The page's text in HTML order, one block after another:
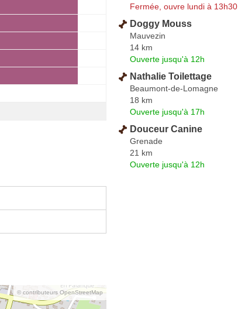
© contributeurs OpenStreetMap
Fermée, ouvre lundi à 13h30
Doggy Mouss
Mauvezin
14 km
Ouverte jusqu'à 12h
Nathalie Toilettage
Beaumont-de-Lomagne
18 km
Ouverte jusqu'à 17h
Douceur Canine
Grenade
21 km
Ouverte jusqu'à 12h